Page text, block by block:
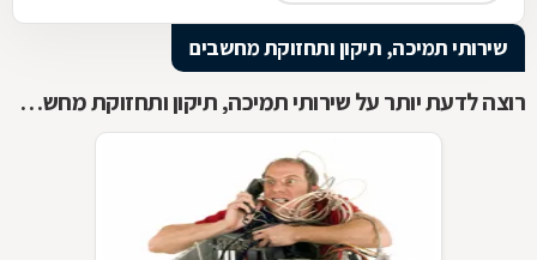
שירותי תמיכה, תיקון ותחזוקת מחשבים
רוצה לדעת יותר על שירותי תמיכה, תיקון ותחזוקת מחשבים ?